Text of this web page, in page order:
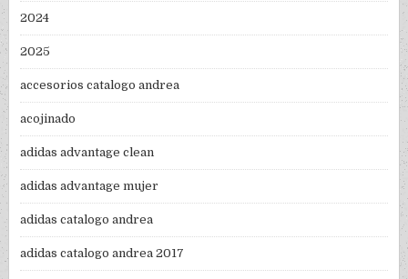
2024
2025
accesorios catalogo andrea
acojinado
adidas advantage clean
adidas advantage mujer
adidas catalogo andrea
adidas catalogo andrea 2017